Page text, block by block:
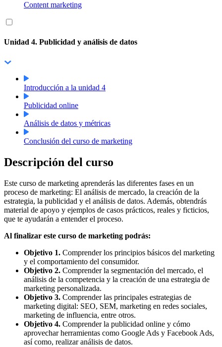
Content marketing
Unidad 4. Publicidad y análisis de datos
Introducción a la unidad 4
Publicidad online
Análisis de datos y métricas
Conclusión del curso de marketing
Descripción del curso
Este curso de marketing aprenderás las diferentes fases en un
proceso de marketing: El análisis de mercado, la creación de la
estrategia, la publicidad y el análisis de datos. Además, obtendrás
material de apoyo y ejemplos de casos prácticos, reales y ficticios,
que te ayudarán a entender el proceso.
Al finalizar este curso de marketing podrás:
Objetivo 1. Comprender los principios básicos del marketing
y el comportamiento del consumidor.
Objetivo 2. Comprender la segmentación del mercado, el
análisis de la competencia y la creación de una estrategia de
marketing personalizada.
Objetivo 3. Comprender las principales estrategias de
marketing digital: SEO, SEM, marketing en redes sociales,
marketing de influencia, entre otros.
Objetivo 4. Comprender la publicidad online y cómo
aprovechar herramientas como Google Ads y Facebook Ads,
así como, realizar análisis de datos.